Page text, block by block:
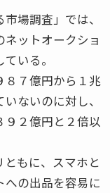
場調査」では、
ットオークショ
いる。
８７億円から１兆
ないのに対し、
９２億円と２倍以
もに、スマホと
への出品を容易に